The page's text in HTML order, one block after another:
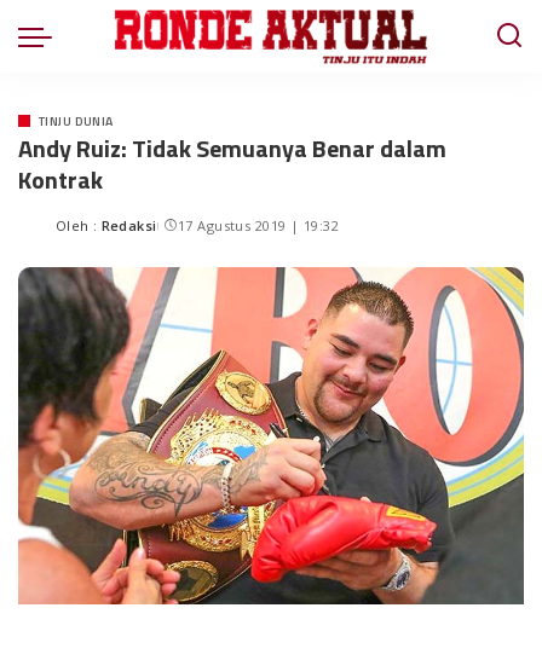
TINJU DUNIA
Andy Ruiz: Tidak Semuanya Benar dalam
Kontrak
Oleh : Redaksi 17 Agustus 2019 | 19:32